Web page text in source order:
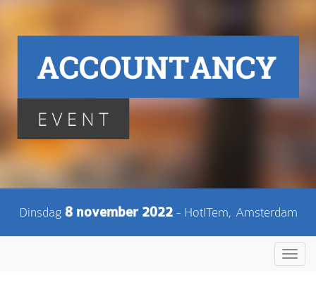
Dinsdag 8 november 2022- HotITem, Amsterdam